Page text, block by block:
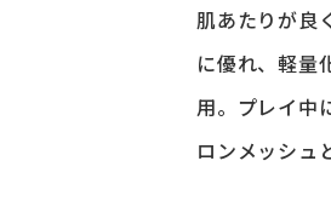
肌あたりが良
に優れ、軽量
用。プレイ中
ロンメッシュ